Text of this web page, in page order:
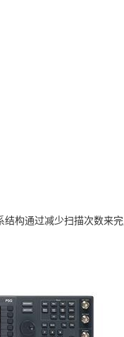
构通过减少扫描次数来